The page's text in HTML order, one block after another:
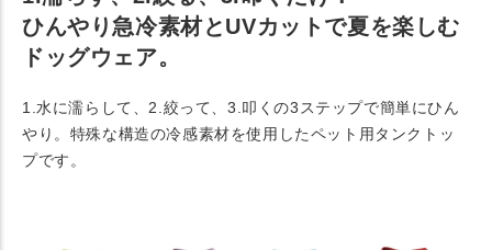
ひんやり急冷素材とUVカットで夏を楽しむ
ドッグウェア。
1.水に濡らして、2.絞って、3.叩くの3ステップで簡単にひん
やり。特殊な構造の冷感素材を使用したペット用タンクトッ
プです。